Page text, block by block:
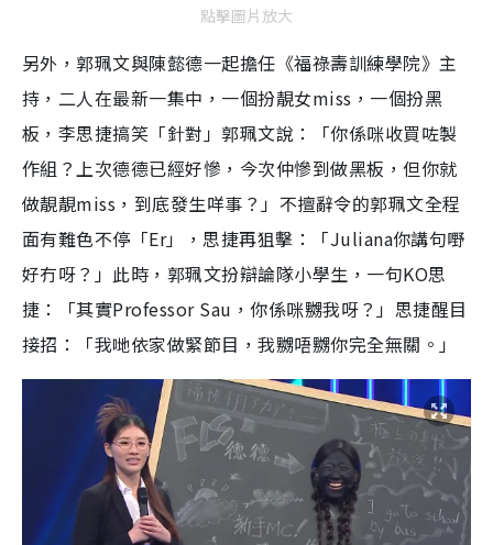
點擊圖片放大
另外，郭珮文與陳懿德一起擔任《福祿壽訓練學院》主
持，二人在最新一集中，一個扮靚女miss，一個扮黑
板，李思捷搞笑「針對」郭珮文說：「你係咪收買咗製
作組？上次德德已經好慘，今次仲慘到做黑板，但你就
做靚靚miss，到底發生咩事？」不擅辭令的郭珮文全程
面有難色不停「Er」，思捷再狙擊：「Juliana你講句嘢
好冇呀？」此時，郭珮文扮辯論隊小學生，一句KO思
捷：「其實Professor Sau，你係咪嬲我呀？」思捷醒目
接招：「我哋依家做緊節目，我嬲唔嬲你完全無關。」